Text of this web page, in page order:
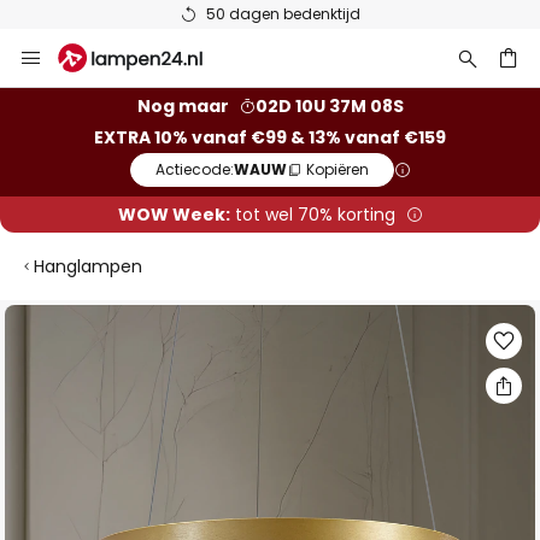
50 dagen bedenktijd
naar
Nog maar
02D 10U 37M 08S
EXTRA 10% vanaf €99 & 13% vanaf €159
Actiecode:WAUW Kopiëren
WOW Week:tot wel 70% korting
Hanglampen
Ga
afbeeldingen-